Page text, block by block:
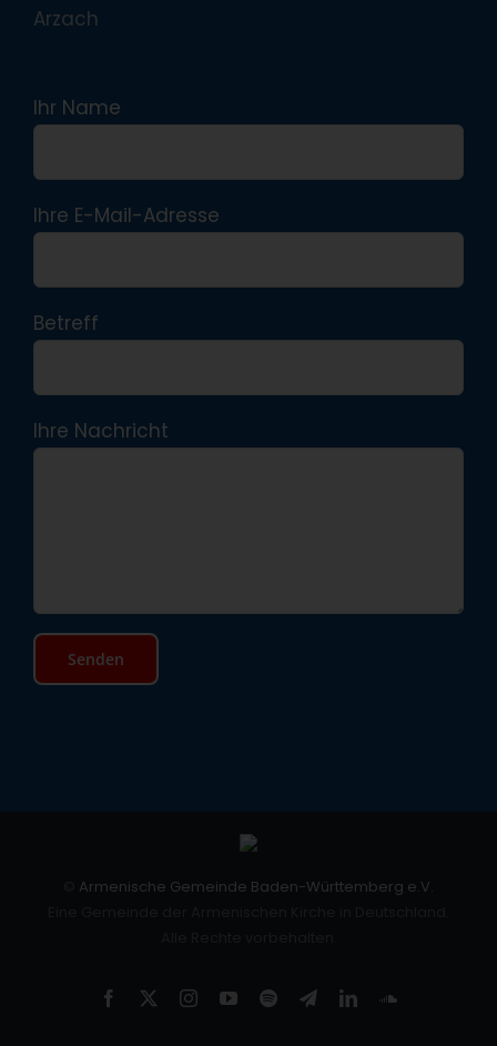
Arzach
Ihr Name
Ihre E-Mail-Adresse
Betreff
Ihre Nachricht
Armenische Gemeinde Baden-Württemberg e.V.
Facebook InstagramYouTube
SpotifyTelegramLinkedInSoundCloud